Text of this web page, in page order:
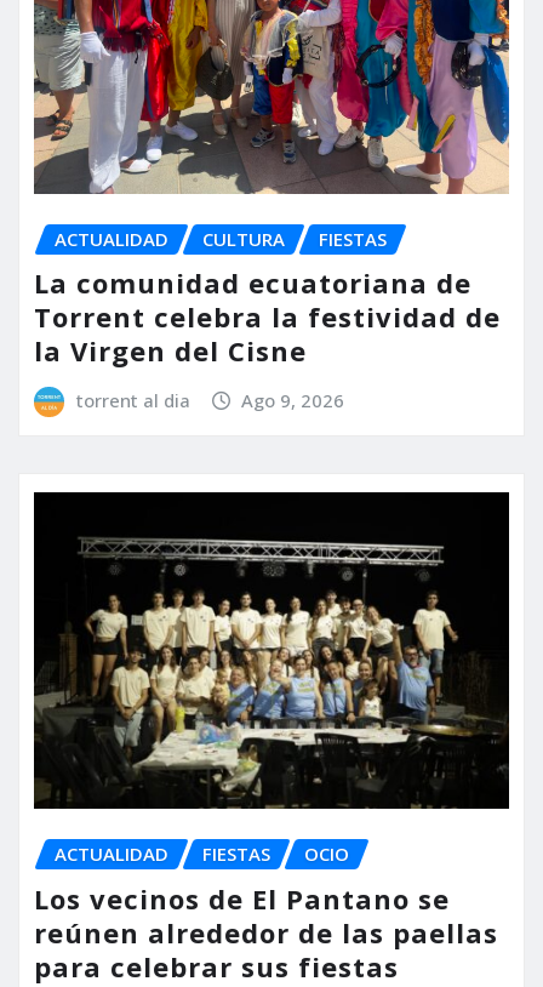
ACTUALIDAD CULTURA FIESTAS
La comunidad ecuatoriana de
Torrent celebra la festividad de
la Virgen del Cisne
torrent al dia Ago 9, 2026
ACTUALIDAD FIESTAS OCIO
Los vecinos de El Pantano se
reúnen alrededor de las paellas
para celebrar sus fiestas